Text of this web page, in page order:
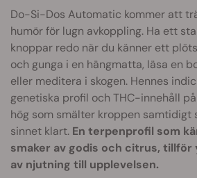
Do-Si-Dos Automatic kommer att
humör för lugn avkoppling. Ha ett
knoppar redo när du känner ett
och gunga i en hängmatta, läsa en
eller meditera i skogen. Hennes
genetiska profil och THC-innehåll
hög som smälter kroppen samtidigt
sinnet klart. En terpenprofil som
smaker av godis och citrus,
av njutning till upplevelsen.